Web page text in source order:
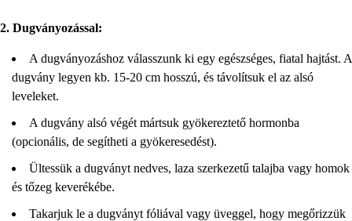
2. Dugványozással:
A dugványozáshoz válasszunk ki egy egészséges, fiatal hajtást. A
dugvány legyen kb. 15-20 cm hosszú, és távolítsuk el az alsó
leveleket.
A dugvány alsó végét mártsuk gyökereztető hormonba
(opcionális, de segítheti a gyökeresedést).
Ültessük a dugványt nedves, laza szerkezetű talajba vagy homok
és tőzeg keverékébe.
Takarjuk le a dugványt fóliával vagy üveggel, hogy megőrizzük